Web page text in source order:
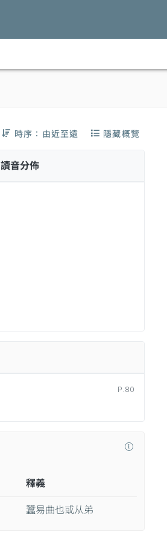
時序：由近至遠 隱藏概覽
讀音分佈
P.80
釋義
蠶易曲也或从弟